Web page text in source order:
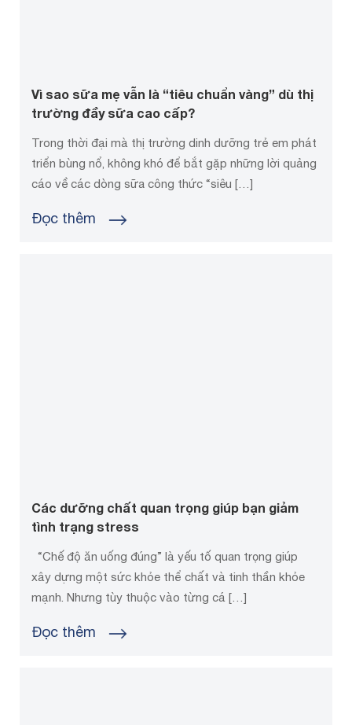
Vì sao sữa mẹ vẫn là “tiêu chuẩn vàng” dù thị
trường đầy sữa cao cấp?
Trong thời đại mà thị trường dinh dưỡng trẻ em phát
triển bùng nổ, không khó để bắt gặp những lời quảng
cáo về các dòng sữa công thức “siêu […]
Đọc thêm
Các dưỡng chất quan trọng giúp bạn giảm
tình trạng stress
“Chế độ ăn uống đúng” là yếu tố quan trọng giúp
xây dựng một sức khỏe thể chất và tinh thần khỏe
mạnh. Nhưng tùy thuộc vào từng cá […]
Đọc thêm